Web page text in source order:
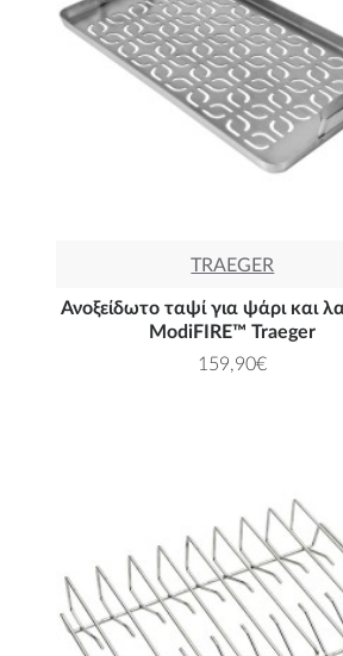
TRAEGER
Ανοξείδωτο ταψί για ψάρι και
ModiFIRE™ Traeger
159,90€